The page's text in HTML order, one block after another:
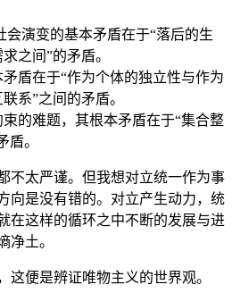
会演变的基本矛盾在于“落后的生
之间”的矛盾。
盾在于“作为个体的独立性与作为
系”之间的矛盾。
的难题，其根本矛盾在于“集合整
盾。
不太严谨。但我想对立统一作为事
向是没有错的。对立产生动力，统
在这样的循环之中不断的发展与进
净土。
这便是辨证唯物主义的世界观。